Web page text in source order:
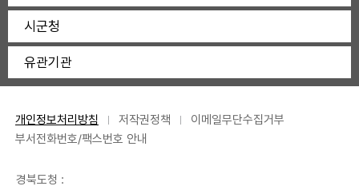
시군청
유관기관
개인정보처리방침 저작권정책
이메일무단수집거부
부서전화번호/팩스번호 안내
경북도청 :